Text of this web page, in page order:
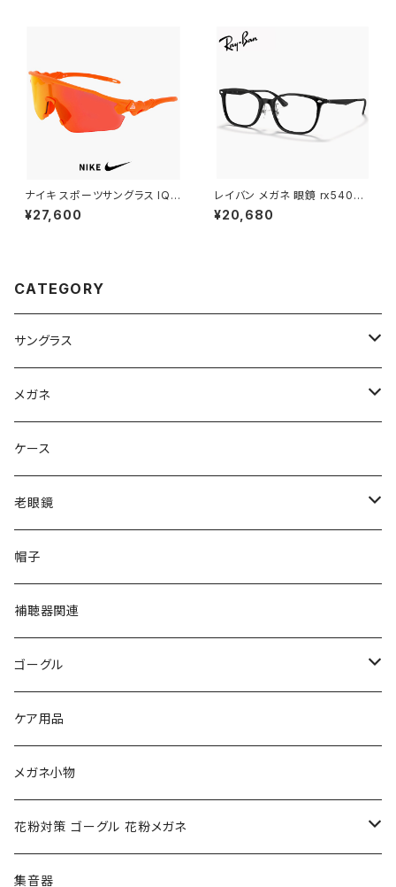
カラー おしゃれ 度付き対応 サ
ングラス
ナイキ スポーツサングラス IQ9
341X 819 NIKE ACG VISTA
PEAK サングラス 大きめ 大きい
ム オレンジ カラー ミラーレンズ
¥27,600
レイバン メガネ 眼鏡 rx5403d
5725 54mm Ray-Ban 眼鏡
メンズ レディース ユニセックス
¥20,680
CATEGORY
サングラス
Ray-Ban レイバン
gucci グッチ
VivienneWestwood ヴィヴィアン
PAGE BOY ページボーイ
フルラ FURLA
トムフォード TOM FORD
NIKE ナイキ
クロエ chloe
ポリス POLICE
adidas アディダス
メガネ
Ray-Ban レイバン
gucci グッチ
VivienneWestwood ヴィヴィアン
FURLA フルラ
トムフォード TOM FORD
Oakley オークリー
renoma レノマ
RODEN STOCK ローデンストック
アーバンリサーチ URBAN RESEARCH
ケース
老眼鏡
エッシェンバッハ Eschenbach
PORSCHE DESIGN ポルシェデザイン
ルーペ
帽子
補聴器関連
ゴーグル
アックス AXE
花粉対策ゴーグル
度つき対応ゴーグル
コンバース CONVERSE
ケア用品
メガネ小物
花粉対策 ゴーグル 花粉メガネ
S-size
集音器